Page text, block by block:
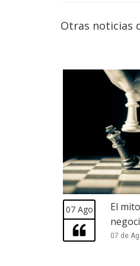
Otras noticias
07 Ago
El
07 de